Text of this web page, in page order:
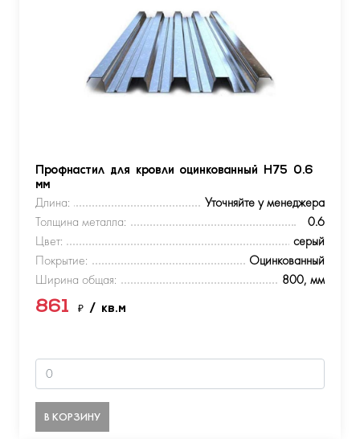
Профнастил для кровли оцинкованный Н75 0.6
мм
Длина:
Уточняйте у менеджера
Толщина металла:
0.6
Цвет:
серый
Покрытие:
Оцинкованный
Ширина общая:
800, мм
861 ₽ / кв.м
В КОРЗИНУ